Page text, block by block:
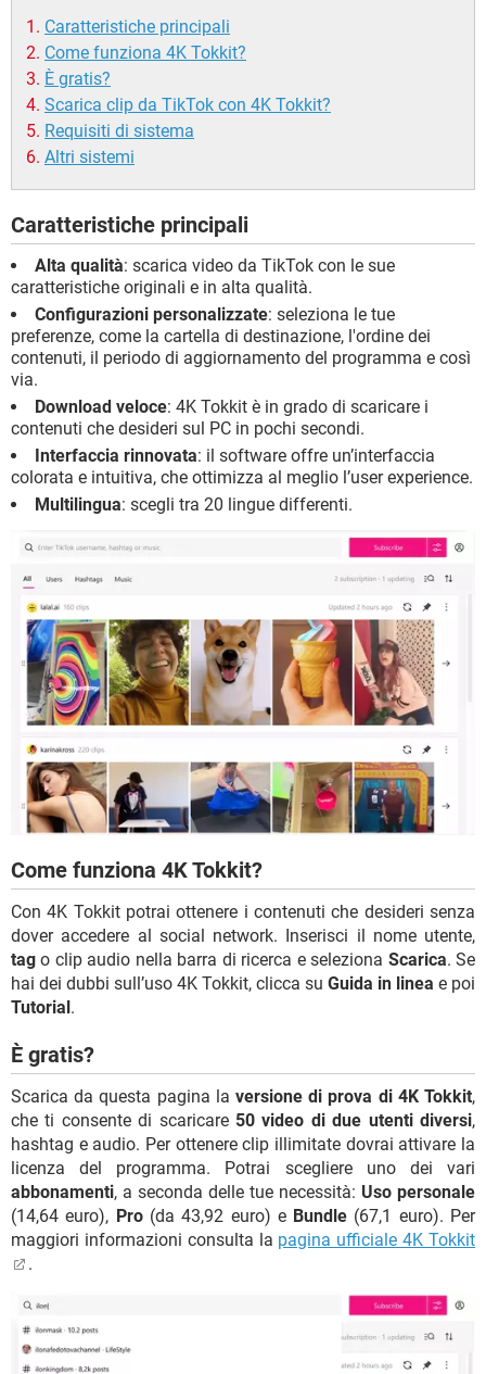
Caratteristiche principali
Come funziona 4K Tokkit?
È gratis?
Scarica clip da TikTok con 4K Tokkit?
Requisiti di sistema
Altri sistemi
Caratteristiche principali
Alta qualità: scarica video da TikTok con le sue
caratteristiche originali e in alta qualità.
Configurazioni personalizzate: seleziona le tue
preferenze, come la cartella di destinazione, l'ordine dei
contenuti, il periodo di aggiornamento del programma e così
via.
Download veloce: 4K Tokkit è in grado di scaricare i
contenuti che desideri sul PC in pochi secondi.
Interfaccia rinnovata: il software offre un’interfaccia
colorata e intuitiva, che ottimizza al meglio l’user experience.
Multilingua: scegli tra 20 lingue differenti.
Come funziona 4K Tokkit?
Con 4K Tokkit potrai ottenere i contenuti che desideri senza
dover accedere al social network. Inserisci il nome utente,
tag o clip audio nella barra di ricerca e seleziona Scarica. Se
hai dei dubbi sull’uso 4K Tokkit, clicca su Guida in linea e poi
Tutorial .
È gratis?
Scarica da questa pagina la versione di prova di 4K Tokkit,
che ti consente di scaricare 50 video di due utenti diversi,
hashtag e audio. Per ottenere clip illimitate dovrai attivare la
licenza del programma. Potrai scegliere uno dei vari
abbonamenti, a seconda delle tue necessità: Uso personale
(14,64 euro), Pro(da 43,92 euro) e Bundle (67,1 euro). Per
maggiori informazioni consulta la pagina ufficiale 4K Tokkit
.